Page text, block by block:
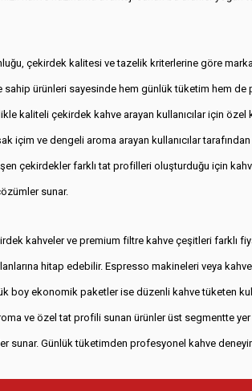
çekirdek kalitesi ve tazelik kriterlerine göre
sahip ürünleri sayesinde hem günlük tüketim hem de
kaliteli çekirdek kahve arayan kullanıcılar için özel
içim ve dengeli aroma arayan kullanıcılar
çekirdekler farklı tat profilleri oluşturduğu için
sunar.
kahveler ve premium filtre kahve çeşitleri farklı
hitap edebilir. Espresso makineleri veya
boy ekonomik paketler ise düzenli kahve tüketen
ve özel tat profili sunan ürünler üst segmentte yer
sunar. Günlük tüketimden profesyonel kahve